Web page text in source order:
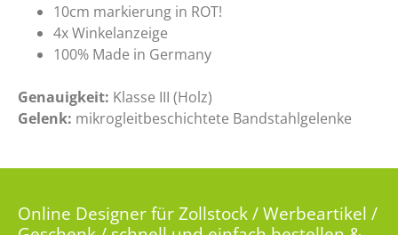
10cm markierung in ROT!
4x Winkelanzeige
100% Made in Germany
Genauigkeit: Klasse III (Holz)
Gelenk: mikrogleitbeschichtete Bandstahlgelenke
Online Designer für Zollstock / Werbeartikel /